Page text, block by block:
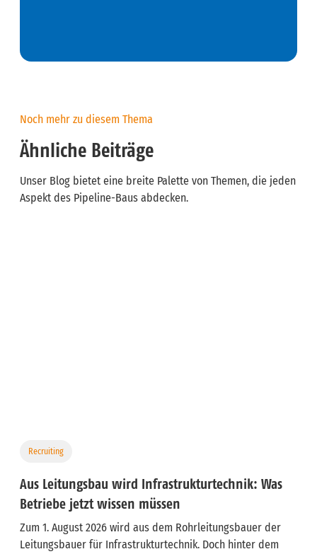
Noch mehr zu diesem Thema
Ähnliche Beiträge
Unser Blog bietet eine breite Palette von Themen, die jeden
Aspekt des Pipeline-Baus abdecken.
Recruiting
Aus Leitungsbau wird Infrastrukturtechnik: Was
Betriebe jetzt wissen müssen
Zum 1. August 2026 wird aus dem Rohrleitungsbauer der
Leitungsbauer für Infrastrukturtechnik. Doch hinter dem